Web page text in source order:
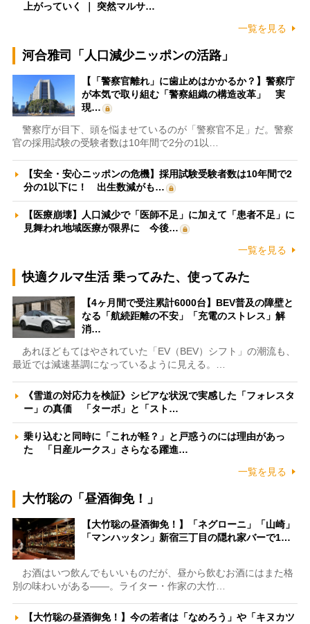
上がっていく ｜ 突然マルサ…
一覧を見る
河合雅司「人口減少ニッポンの活路」
【「警察官離れ」に歯止めはかかるか？】警察庁
が本気で取り組む「警察組織の構造改革」 実
現…
警察庁が目下、頭を悩ませているのが「警察官不足」だ。警察
官の採用試験の受験者数は10年間で2分の1以…
【安全・安心ニッポンの危機】採用試験受験者数は10年間で2
分の1以下に！ 出生数減がも…
【医療崩壊】人口減少で「医師不足」に加えて「患者不足」に
見舞われ地域医療が限界に 今後…
一覧を見る
快適クルマ生活 乗ってみた、使ってみた
【4ヶ月間で受注累計6000台】BEV普及の障壁と
なる「航続距離の不安」「充電のストレス」解
消…
あれほどもてはやされていた「EV（BEV）シフト」の潮流も、
最近では減速基調になっているように見える。…
《雪道の対応力を検証》シビアな状況で実感した「フォレスタ
ー」の真価 「ターボ」と「スト…
乗り込むと同時に「これが軽？」と戸惑うのには理由があっ
た 「日産ルークス」さらなる躍進…
一覧を見る
大竹聡の「昼酒御免！」
【大竹聡の昼酒御免！】「ネグローニ」「山崎」
「マンハッタン」新宿三丁目の隠れ家バーで1…
お酒はいつ飲んでもいいものだが、昼から飲むお酒にはまた格
別の味わいがある――。ライター・作家の大竹…
【大竹聡の昼酒御免！】今の若者は「なめろう」や「キヌカツ